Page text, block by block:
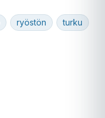
ryöstön
turku